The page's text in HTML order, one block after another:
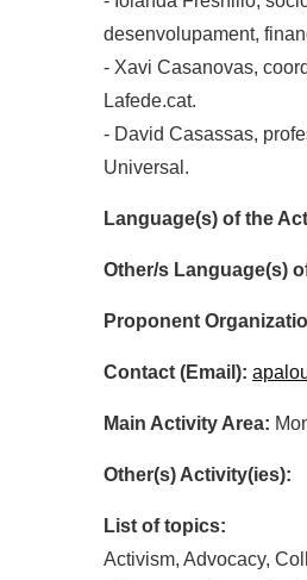
desenvolupament,
- Xavi Casanovas,
Lafede.cat.
- David Casassas,
Universal.
Language(s) of the
Other/s Language(s)
Proponent
Contact (Email):
Main Activity Area:
Other(s) Activity(ies):
List of topics:
Activism, Advocacy,